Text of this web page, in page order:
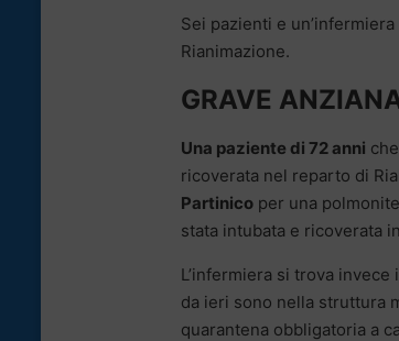
Sei pazienti e
Rianimazione.
GRAVE
Una paziente di 72 anni
ricoverata nel reparto di
Partinico per una
stata intubata e ricoverata
L’infermiera si trova
da ieri sono nella struttura
quarantena obbligatoria a